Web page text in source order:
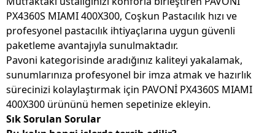
PX4360S MIAMI 400X300, Coşkun Pastacılık hızı ve
profesyonel pastacılık ihtiyaçlarına uygun güvenli
paketleme avantajıyla sunulmaktadır.
Pavoni kategorisinde aradığınız kaliteyi yakalamak,
sunumlarınıza profesyonel bir imza atmak ve hazırlık
sürecinizi kolaylaştırmak için PAVONİ PX4360S MIAMI
400X300 ürününü hemen sepetinize ekleyin.
Sık Sorulan Sorular